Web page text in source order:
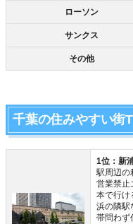
ローソン
サンクス
その他
千葉の住みやすい街
1位：新
駅周辺の
営業禁止
本で行け
浜の隣駅
帯問わず